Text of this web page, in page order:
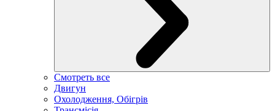
Смотреть все
Двигун
Охолодження, Обігрів